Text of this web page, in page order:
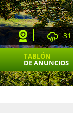
TABLÓN
DE ANUNCIOS